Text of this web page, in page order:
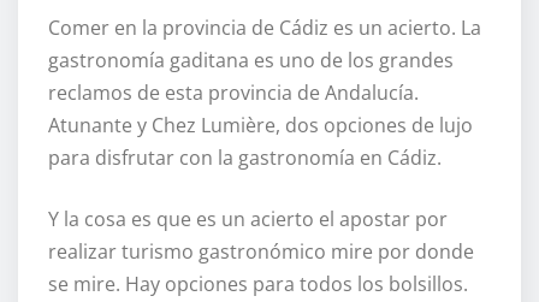
Comer en la provincia de Cádiz es un acierto. La
gastronomía gaditana es uno de los grandes
reclamos de esta provincia de Andalucía.
Atunante y Chez Lumière, dos opciones de lujo
para disfrutar con la gastronomía en Cádiz.
Y la cosa es que es un acierto el apostar por
realizar turismo gastronómico mire por donde
se mire. Hay opciones para todos los bolsillos.